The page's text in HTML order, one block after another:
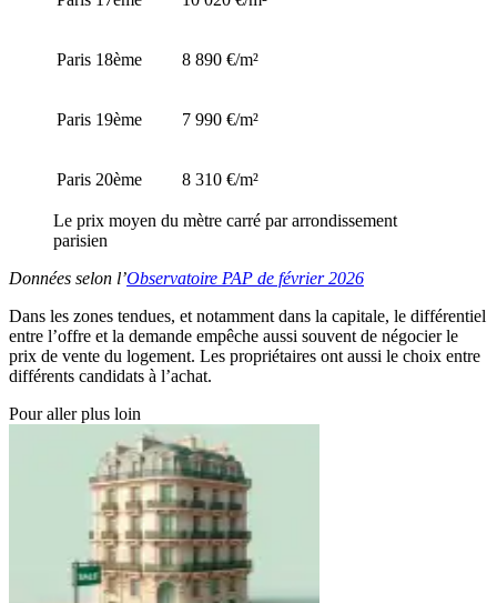
Paris 18ème 8 890 €/m²
Paris 19ème 7 990 €/m²
Paris 20ème 8 310 €/m²
Le prix moyen du mètre carré par arrondissement
parisien
Données selon l’Observatoire PAP de février 2026
Dans les zones tendues, et notamment dans la capitale, le différentiel
entre l’offre et la demande empêche aussi souvent de négocier le
prix de vente du logement. Les propriétaires ont aussi le choix entre
différents candidats à l’achat.
Pour aller plus loin